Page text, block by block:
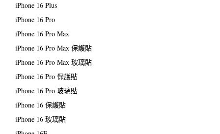
iPhone 16 Plus
iPhone 16 Pro
iPhone 16 Pro Max
iPhone 16 Pro Max 保護貼
iPhone 16 Pro Max 玻璃貼
iPhone 16 Pro 保護貼
iPhone 16 Pro 玻璃貼
iPhone 16 保護貼
iPhone 16 玻璃貼